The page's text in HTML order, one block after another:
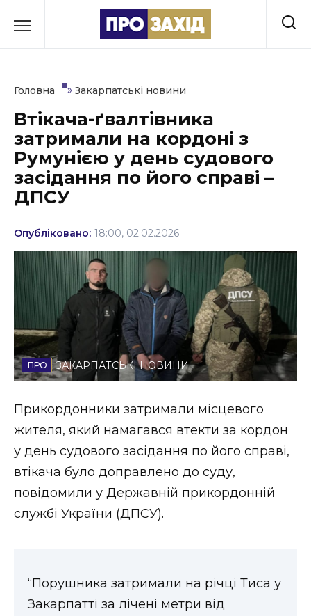
до
Культура
Освіта
Події
Політика
Соціум
Спорт
Стиль життя
Втрачений Ужгород
ЗАКАРПАТСЬКІ НОВИНИ
НОВИНИ ЗАХІДНОЇ УКРАЇНИ
Головна » Закарпатські новини
Втікача-ґвалтівника
затримали на кордоні з
Румунією у день судового
засідання по його справі –
ДПСУ
Опубліковано: 18:00, 02.02.2026
ЗАКАРПАТСЬКІ НОВИНИ
Прикордонники затримали місцевого
жителя, який намагався втекти за кордон
у день судового засідання по його справі,
втікача було доправлено до суду,
повідомили у Державній прикордонній
службі України (ДПСУ).
“Порушника затримали на річці Тиса у
Закарпатті за лічені метри від